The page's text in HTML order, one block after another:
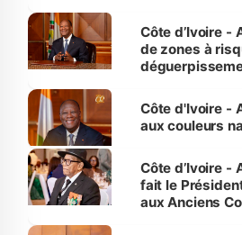
milieu des
Côte d’Ivoire -
de zones à
l'Etat de droit
vies humaines
Côte d'Ivoire -
aux couleurs
Côte d’Ivoire -
fait le
aux Anciens